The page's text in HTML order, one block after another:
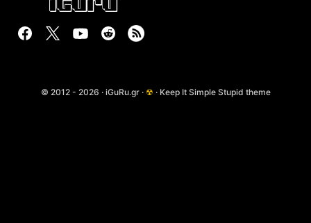
© 2012 - 2026 · iGuRu.gr · ☢ · Keep It Simple Stupid theme